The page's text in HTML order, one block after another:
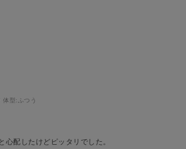
体型: ふつう
配したけどピッタリでした。